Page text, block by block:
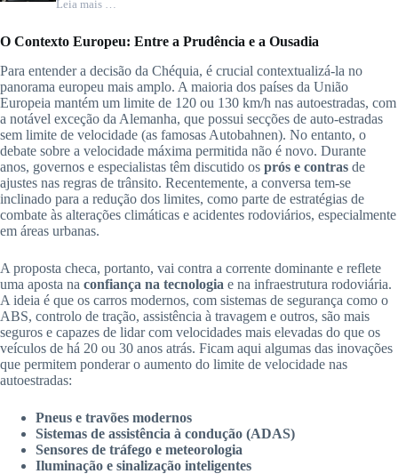
Leia mais …
O Contexto Europeu: Entre a Prudência e a Ousadia
Para entender a decisão da Chéquia, é crucial contextualizá-la no
panorama europeu mais amplo. A maioria dos países da União
Europeia mantém um limite de 120 ou 130 km/h nas autoestradas, com
a notável exceção da Alemanha, que possui secções de auto-estradas
sem limite de velocidade (as famosas Autobahnen). No entanto, o
debate sobre a velocidade máxima permitida não é novo. Durante
anos, governos e especialistas têm discutido os prós e contras de
ajustes nas regras de trânsito. Recentemente, a conversa tem-se
inclinado para a redução dos limites, como parte de estratégias de
combate às alterações climáticas e acidentes rodoviários, especialmente
em áreas urbanas.
A proposta checa, portanto, vai contra a corrente dominante e reflete
uma aposta na confiança na tecnologia e na infraestrutura rodoviária.
A ideia é que os carros modernos, com sistemas de segurança como o
ABS, controlo de tração, assistência à travagem e outros, são mais
seguros e capazes de lidar com velocidades mais elevadas do que os
veículos de há 20 ou 30 anos atrás. Ficam aqui algumas das inovações
que permitem ponderar o aumento do limite de velocidade nas
autoestradas:
Pneus e travões modernos
Sistemas de assistência à condução (ADAS)
Sensores de tráfego e meteorologia
Iluminação e sinalização inteligentes